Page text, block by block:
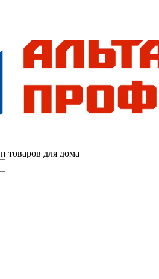
товаров для дома